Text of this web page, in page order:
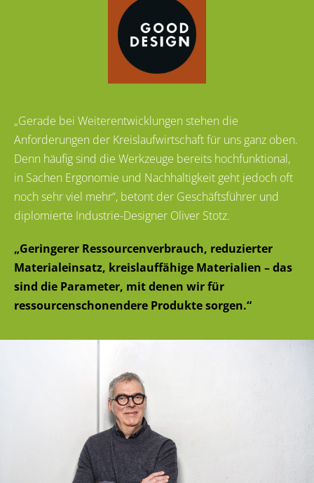
„Gerade bei Weiterentwicklungen stehen die
Anforderungen der Kreislaufwirtschaft für uns ganz oben.
Denn häufig sind die Werkzeuge bereits hochfunktional,
in Sachen Ergonomie und Nachhaltigkeit geht jedoch oft
noch sehr viel mehr“, betont der Geschäftsführer und
diplomierte Industrie-Designer Oliver Stotz.
„Geringerer Ressourcenverbrauch, reduzierter
Materialeinsatz, kreislauffähige Materialien – das
sind die Parameter, mit denen wir für
ressourcenschonendere Produkte sorgen.“